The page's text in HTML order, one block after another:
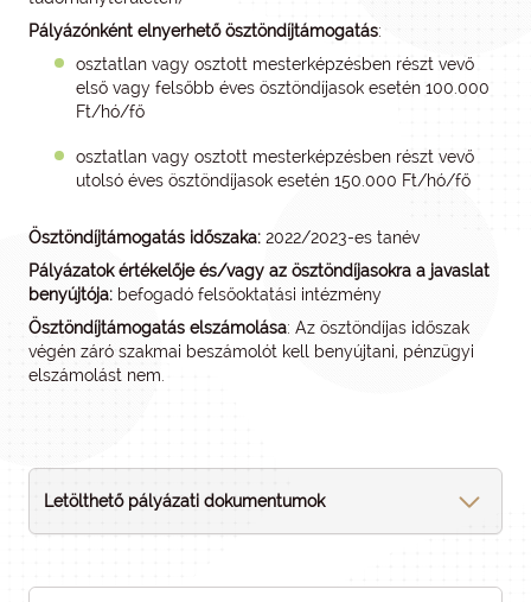
Pályázónként elnyerhető ösztöndíjtámogatás:
osztatlan vagy osztott mesterképzésben részt vevő
első vagy felsőbb éves ösztöndíjasok esetén 100.000
Ft/hó/fő
osztatlan vagy osztott mesterképzésben részt vevő
utolsó éves ösztöndíjasok esetén 150.000 Ft/hó/fő
Ösztöndíjtámogatás időszaka: 2022/2023-es tanév
Pályázatok értékelője és/vagy az ösztöndíjasokra a javaslat
benyújtója: befogadó felsőoktatási intézmény
Ösztöndíjtámogatás elszámolása: Az ösztöndíjas időszak
végén záró szakmai beszámolót kell benyújtani, pénzügyi
elszámolást nem.
Letölthető pályázati dokumentumok